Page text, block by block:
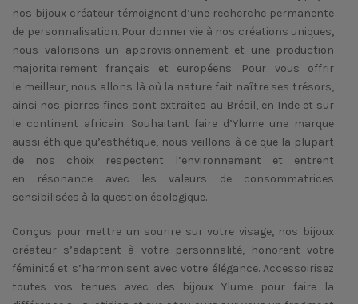
nos bijoux créateur témoignent d’une recherche permanente
de personnalisation. Pour donner vie à nos créations uniques,
nous valorisons un approvisionnement et une production
majoritairement français et européens. Pour vous offrir
le meilleur, nous allons là où la nature fait naître ses trésors,
ainsi nos pierres fines sont extraites au Brésil, en Inde et sur
le continent africain. Souhaitant faire d’Ylume une marque
aussi éthique qu’esthétique, nous veillons à ce que la plupart
de nos choix respectent l’environnement et entrent
en résonance avec les valeurs de consommatrices
sensibilisées à la question écologique.
Conçus pour mettre un sourire sur votre visage, nos bijoux
créateur s’adaptent à votre personnalité, honorent votre
féminité et s’harmonisent avec votre élégance. Accessoirisez
toutes vos tenues avec des bijoux Ylume pour faire la